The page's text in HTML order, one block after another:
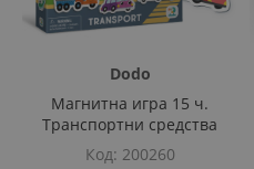
Dodo
Магнитна игра 15 ч.
Транспортни средства
Код 200260